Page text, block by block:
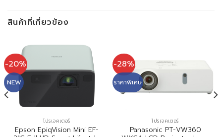
สินค้าที่เกี่ยวข้อง
-20%
NEW
โปรเจคเตอร์
Epson EpiqVision Mini EF-
-28%
ราคาพิเศษ
โปรเจคเตอร์
Panasonic PT-VW360